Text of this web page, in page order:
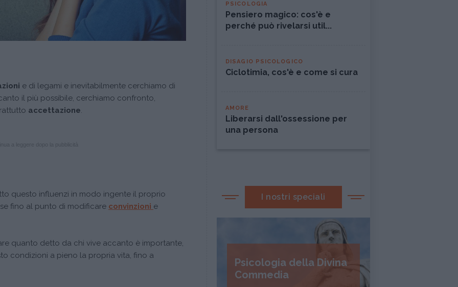
e di legami e inevitabilmente cerchiamo di
il più possibile, cerchiamo confronto,
accettazione.
questo influenzi in modo ingente il proprio
fino al punto di modificare convinzioni e
quanto detto da chi vive accanto è importante,
condizioni a pieno la propria vita, fino a
PSICOLOGIA
Pensiero magico: cos'è e
perché può rivelarsi util...
DISAGIO PSICOLOGICO
Ciclotimia, cos'è e come si cura
AMORE
Liberarsi dall'ossessione per
una persona
I nostri speciali
Psicologia della Divina
Commedia